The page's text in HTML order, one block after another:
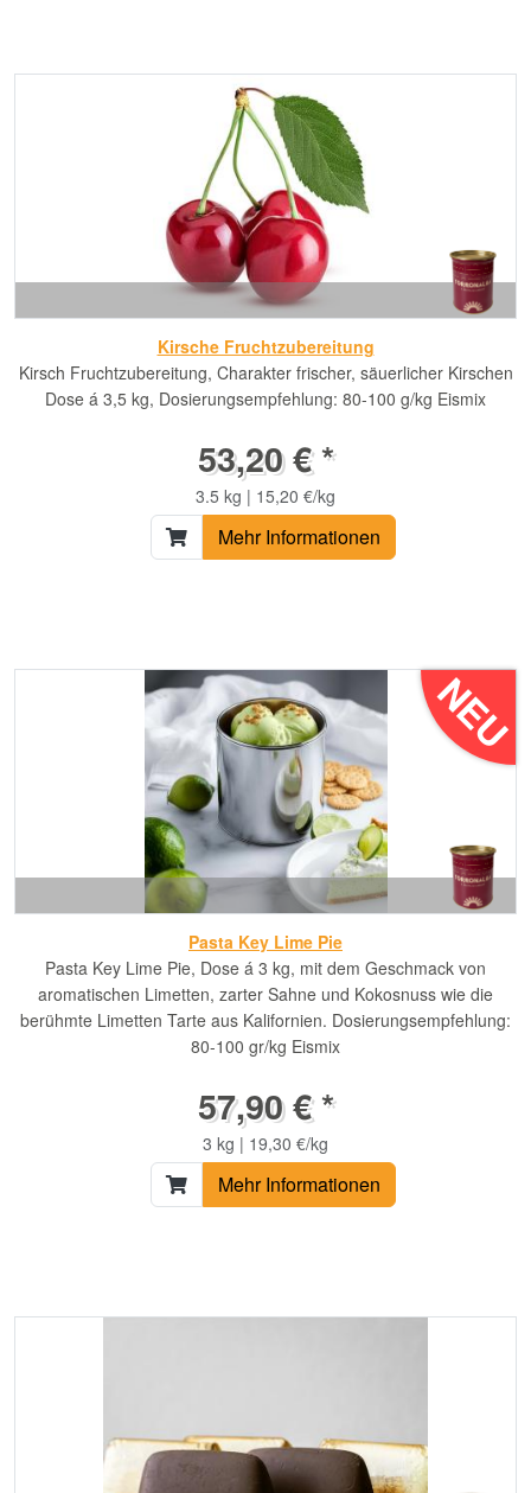
Kirsche Fruchtzubereitung
Kirsch Fruchtzubereitung, Charakter frischer, säuerlicher Kirschen
Dose á 3,5 kg, Dosierungsempfehlung: 80-100 g/kg Eismix
53,20 € *
3.5 kg | 15,20 €/kg
Mehr Informationen
NEU
Pasta Key Lime Pie
Pasta Key Lime Pie, Dose á 3 kg, mit dem Geschmack von
aromatischen Limetten, zarter Sahne und Kokosnuss wie die
berühmte Limetten Tarte aus Kalifornien. Dosierungsempfehlung:
80-100 gr/kg Eismix
57,90 € *
3 kg | 19,30 €/kg
Mehr Informationen